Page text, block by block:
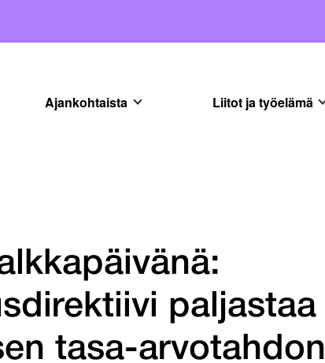
Ajankohtaista Liitot ja työelämä
paljastaa
tasa-arvotahdon